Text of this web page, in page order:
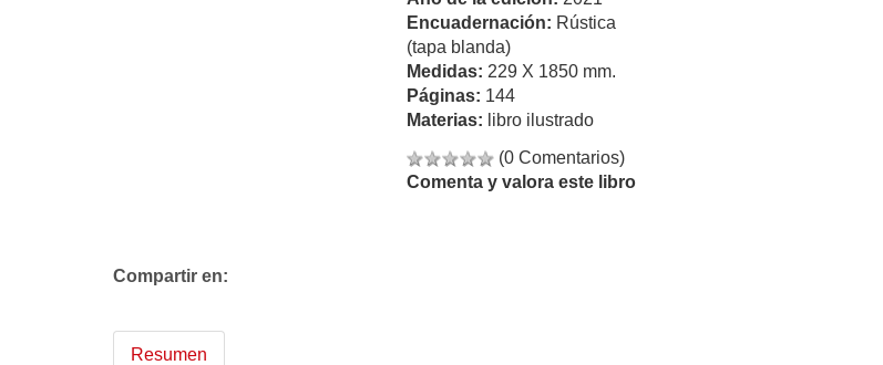
Encuadernación: Rústica
(tapa blanda)
Medidas: 229 X 1850 mm.
Páginas: 144
Materias: libro ilustrado
(0 Comentarios)
Comenta y valora este libro
Compartir en:
Resumen